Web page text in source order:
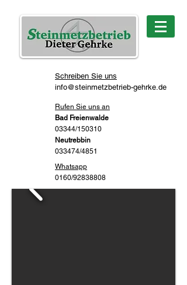
Schreiben Sie uns
info@steinmetzbetrieb-gehrke.de
Rufen Sie uns an
Bad Freienwalde
03344/150310
Neutrebbin
033474/4851
Whatsapp
0160/92838808